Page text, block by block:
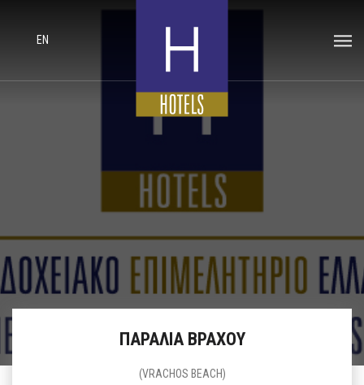
EN
ΠΑΡΑΛΙΑ ΒΡΑΧΟΥ
(VRACHOS BEACH)